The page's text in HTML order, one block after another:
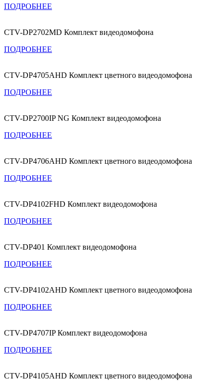
ПОДРОБНЕЕ
CTV-DP2702MD Комплект видеодомофона
ПОДРОБНЕЕ
CTV-DP4705AHD Комплект цветного видеодомофона
ПОДРОБНЕЕ
CTV-DP2700IP NG Комплект видеодомофона
ПОДРОБНЕЕ
CTV-DP4706AHD Комплект цветного видеодомофона
ПОДРОБНЕЕ
CTV-DP4102FHD Комплект видеодомофона
ПОДРОБНЕЕ
CTV-DP401 Комплект видеодомофона
ПОДРОБНЕЕ
CTV-DP4102AHD Комплект цветного видеодомофона
ПОДРОБНЕЕ
CTV-DP4707IP Комплект видеодомофона
ПОДРОБНЕЕ
CTV-DP4105AHD Комплект цветного видеодомофона